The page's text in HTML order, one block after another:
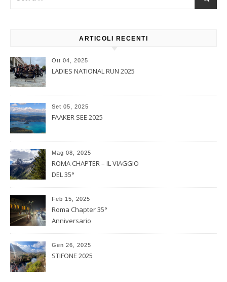
ARTICOLI RECENTI
Ott 04, 2025
LADIES NATIONAL RUN 2025
Set 05, 2025
FAAKER SEE 2025
Mag 08, 2025
ROMA CHAPTER – IL VIAGGIO
DEL 35°
Feb 15, 2025
Roma Chapter 35°
Anniversario
Gen 26, 2025
STIFONE 2025